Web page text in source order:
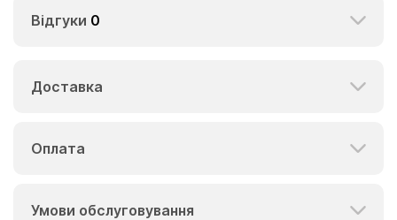
Відгуки 0
Доставка
Оплата
Умови обслуговування